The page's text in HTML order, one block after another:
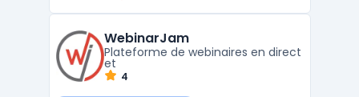
des visioconférences directement depuis
un navigateu ...
WebinarJam
Plateforme de webinaires en direct
et
4